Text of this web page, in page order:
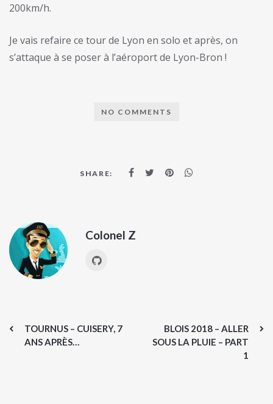
200km/h.
Je vais refaire ce tour de Lyon en solo et après, on
s’attaque à se poser à l’aéroport de Lyon-Bron !
NO COMMENTS
SHARE:
Colonel Z
TOURNUS – CUISERY, 7
ANS APRÈS…
BLOIS 2018 – ALLER
SOUS LA PLUIE – PART
1